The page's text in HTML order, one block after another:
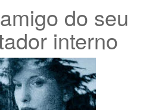
do seu
interno